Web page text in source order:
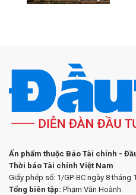
Ấn phẩm thuộc Báo Tài chính -
Thời báo Tài chính Việt Nam
Giấy phép số: 1/GP-BC ngày 8 tháng
Tổng biên tập: Phạm Văn Hoành